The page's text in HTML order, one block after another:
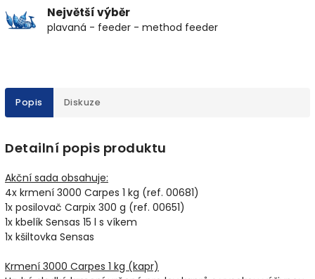
Největší výběr
plavaná - feeder - method feeder
Popis Diskuze
Detailní popis produktu
Akční sada obsahuje:
4x krmení 3000 Carpes 1 kg (ref. 00681)
1x posilovač Carpix 300 g (ref. 00651)
1x kbelík Sensas 15 l s víkem
1x kšiltovka Sensas
Krmení 3000 Carpes 1 kg (kapr)